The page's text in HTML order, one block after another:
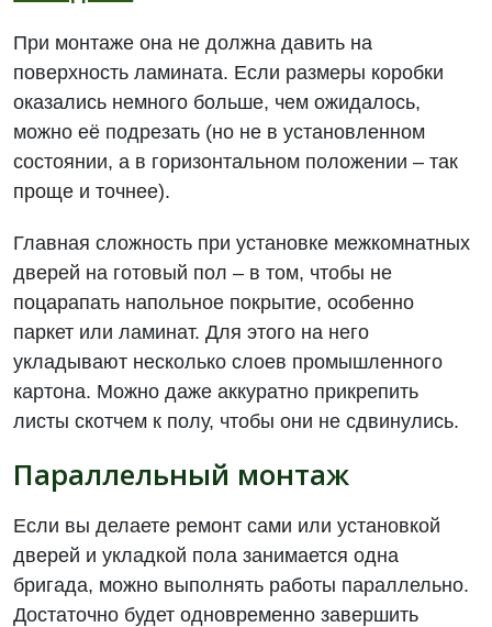
При монтаже она не должна давить на
поверхность ламината. Если размеры коробки
оказались немного больше, чем ожидалось,
можно её подрезать (но не в установленном
состоянии, а в горизонтальном положении – так
проще и точнее).
Главная сложность при установке межкомнатных
дверей на готовый пол – в том, чтобы не
поцарапать напольное покрытие, особенно
паркет или ламинат. Для этого на него
укладывают несколько слоев промышленного
картона. Можно даже аккуратно прикрепить
листы скотчем к полу, чтобы они не сдвинулись.
Параллельный монтаж
Если вы делаете ремонт сами или установкой
дверей и укладкой пола занимается одна
бригада, можно выполнять работы параллельно.
Достаточно будет одновременно завершить